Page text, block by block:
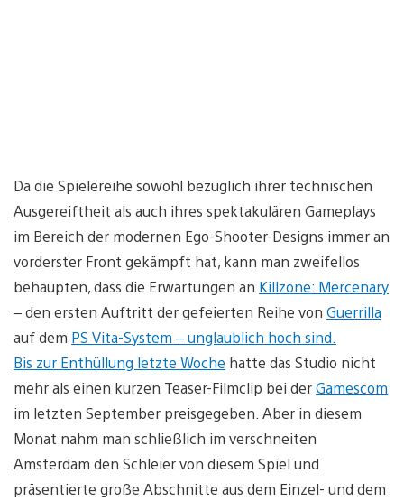
Da die Spielereihe sowohl bezüglich ihrer technischen
Ausgereiftheit als auch ihres spektakulären Gameplays
im Bereich der modernen Ego-Shooter-Designs immer an
vorderster Front gekämpft hat, kann man zweifellos
behaupten, dass die Erwartungen an Killzone: Mercenary
– den ersten Auftritt der gefeierten Reihe von Guerrilla
auf dem PS Vita-System – unglaublich hoch sind.
Bis zur Enthüllung letzte Woche hatte das Studio nicht
mehr als einen kurzen Teaser-Filmclip bei derGamescom
im letzten September preisgegeben. Aber in diesem
Monat nahm man schließlich im verschneiten
Amsterdam den Schleier von diesem Spiel und
präsentierte große Abschnitte aus dem Einzel- und dem